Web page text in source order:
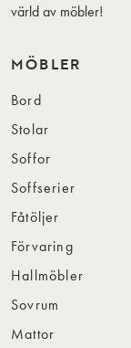
värld av möbler!
MÖBLER
Bord
Stolar
Soffor
Soffserier
Fåtöljer
Förvaring
Hallmöbler
Sovrum
Mattor